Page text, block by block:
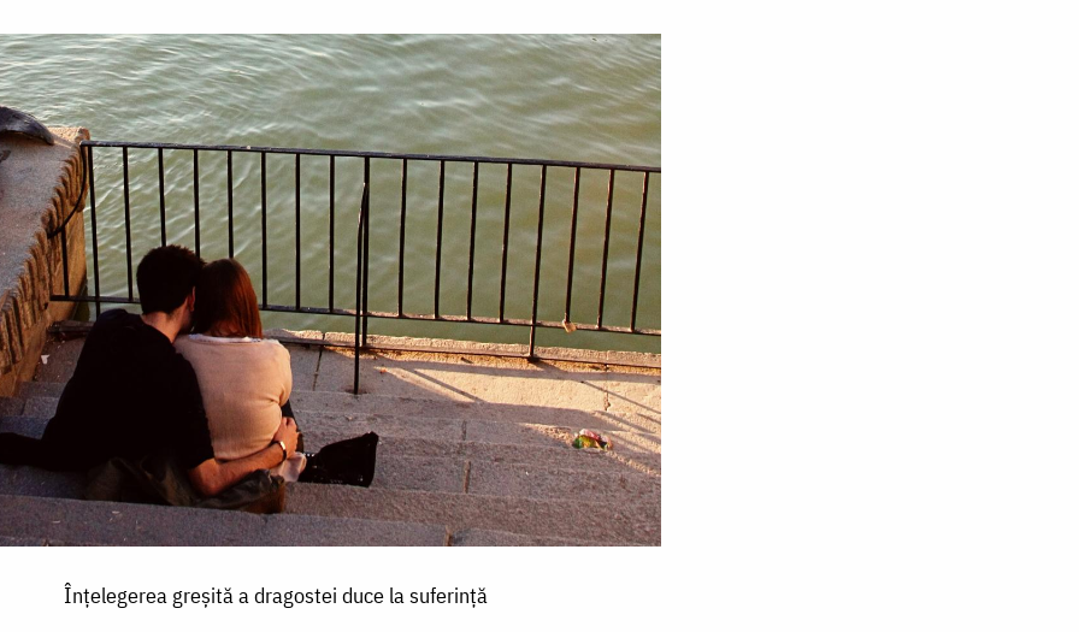
Înțelegerea greșită a dragostei duce la suferință